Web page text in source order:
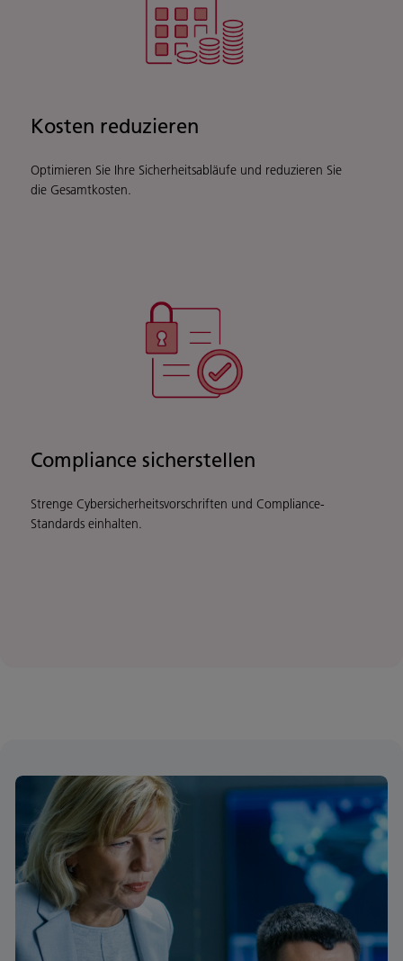
Kosten reduzieren
Optimieren Sie Ihre Sicherheitsabläufe und reduzieren Sie
die Gesamtkosten.
Compliance sicherstellen
Strenge Cybersicherheitsvorschriften und Compliance-
Standards einhalten.